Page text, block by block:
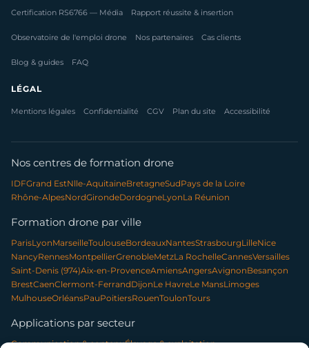
Certification RS6766 — Média Rapport réussite & insertion
Observatoire de l'emploi drone Nos partenaires Cas clients
Blog & guides FAQ
LÉGAL
Mentions légales Confidentialité CGV Plan du site Accessibilité
Nos centres de formation drone
IDFGrand EstNlle-AquitaineBretagneSudPays de la Loire
Rhône-AlpesNordGirondeDordogneLyonLa Réunion
Formation drone par ville
ParisLyonMarseilleToulouseBordeauxNantesStrasbourgLilleNice
NancyRennesMontpellierGrenobleMetzLa RochelleCannesVersailles
Saint-Denis (974)Aix-en-ProvenceAmiensAngersAvignonBesançon
BrestCaenClermont-FerrandDijonLe HavreLe MansLimoges
MulhouseOrléansPauPoitiersRouenToulonTours
Applications par secteur
Communication & contenuÉlevage & exploitation